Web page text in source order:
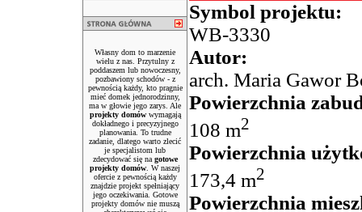
Własny dom to marzenie
wielu z nas. Przytulny z
poddaszem lub nowoczesny,
pozbawiony schodów - z
pewnością każdy, kto pragnie
mieć domek jednorodzinny,
ma w głowie jego zarys. Ale
projekty domówwymagają
dokładnego i precyzyjnego
planowania. To trudne
zadanie, dlatego warto zlecić
je specjalistom lub
zdecydować się na gotowe
projekty domów . W naszej
ofercie z pewnością każdy
znajdzie projekt spełniający
jego oczekiwania. Gotowe
projekty domów nie muszą
Symbol projektu:
WB-3330
Autor:
arch. Maria Gawor
Powierzchnia
108 m2
Powierzchnia
173,4 m2
Powierzchnia